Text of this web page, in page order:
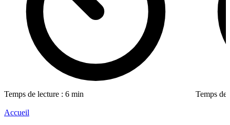
Temps de lecture : 6 min Temps de
Accueil